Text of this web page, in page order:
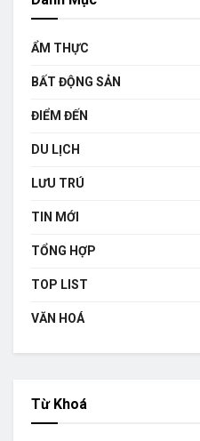
ẨM THỰC
BẤT ĐỘNG SẢN
ĐIỂM ĐẾN
DU LỊCH
LƯU TRÚ
TIN MỚI
TỔNG HỢP
TOP LIST
VĂN HOÁ
Từ Khoá